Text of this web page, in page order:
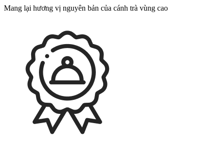
Mang lại hương vị nguyên bản của cánh trà vùng cao